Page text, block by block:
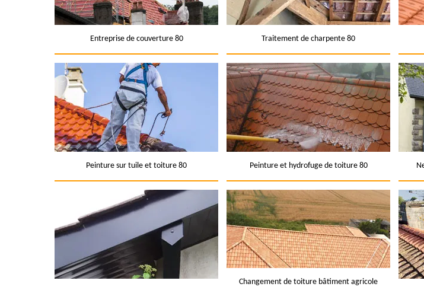
Entreprise de couverture 80 Traitement de charpente 80
Peinture sur tuile et toiture 80 Peinture et hydrofuge de toiture 80
Changement de toiture bâtiment agricole